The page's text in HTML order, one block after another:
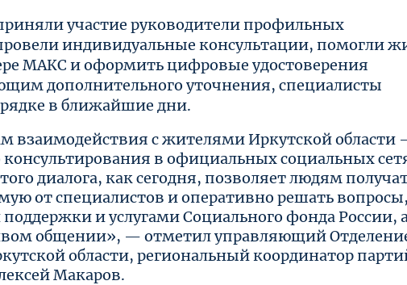
участие руководители профильных
индивидуальные консультации, помогли
МАКС и оформить цифровые удостоверения
дополнительного уточнения, специалисты
в ближайшие дни.
с жителями Иркутской области
в официальных социальных
диалога, как сегодня, позволяет людям
от специалистов и оперативно решать
и услугами Социального фонда России,
общении», — отметил управляющий
области, региональный координатор
Макаров.